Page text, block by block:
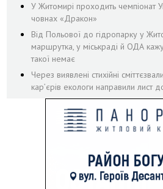
У Житомирі проходить чемпіонат
човнах «Дракон»
Від Польової до гідропарку у
маршрутка, у міськраді й ОДА
такої немає
Через виявлені стихійні
кар’єрів екологи направили лист